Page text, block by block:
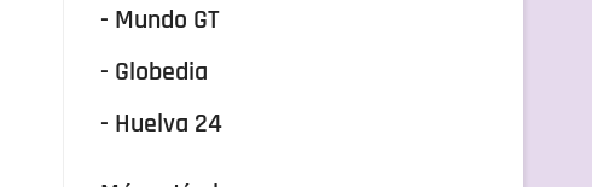
- Mundo GT
- Globedia
- Huelva 24